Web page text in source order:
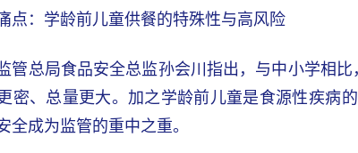
点：学龄前儿童供餐的特殊性与高风险
管总局食品安全总监孙会川指出，与中小学相
密、总量更大。加之学龄前儿童是食源性疾病
全成为监管的重中之重。